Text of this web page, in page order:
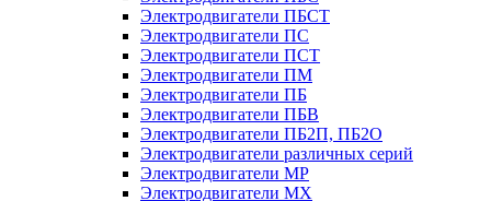
Электродвигатели ПБСТ
Электродвигатели ПС
Электродвигатели ПСТ
Электродвигатели ПМ
Электродвигатели ПБ
Электродвигатели ПБВ
Электродвигатели ПБ2П, ПБ2О
Электродвигатели различных серий
Электродвигатели МР
Электродвигатели MX